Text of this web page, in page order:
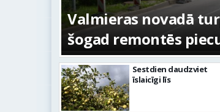
Valmieras novadā
šogad remontēs
Sestdien daudzviet
īslaicīgi līs